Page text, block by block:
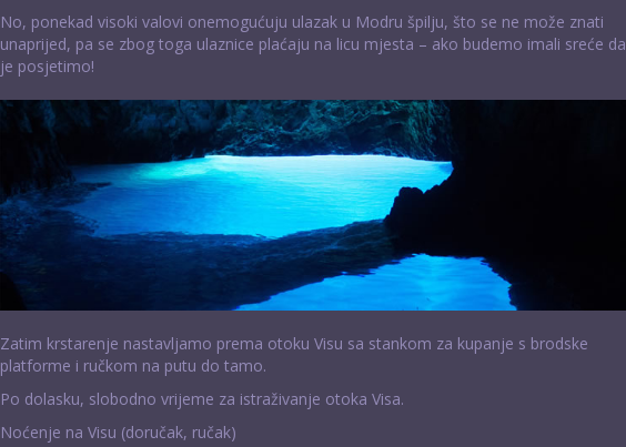
No, ponekad visoki valovi onemogućuju ulazak u Modru špilju, što se ne može znati
unaprijed, pa se zbog toga ulaznice plaćaju na licu mjesta – ako budemo imali sreće da
je posjetimo!
Zatim krstarenje nastavljamo prema otoku Visu sa stankom za kupanje s brodske
platforme i ručkom na putu do tamo.
Po dolasku, slobodno vrijeme za istraživanje otoka Visa.
Noćenje na Visu (doručak, ručak)